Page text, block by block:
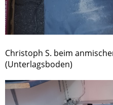
Christoph S. beim
(Unterlagsboden)